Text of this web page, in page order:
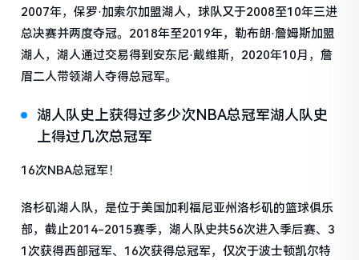
2007年，保罗·加索尔加盟湖人，球队又于2008至10年三进
总决赛并两度夺冠。2018年至2019年，勒布朗·詹姆斯加盟
湖人，湖人通过交易得到安东尼·戴维斯，2020年10月，詹
眉二人带领湖人夺得总冠军。
湖人队史上获得过多少次NBA总冠军湖人队史
上得过几次总冠军
16次NBA总冠军！
洛杉矶湖人队，是位于美国加利福尼亚州洛杉矶的篮球俱乐
部，截止2014-2015赛季，湖人队史共56次进入季后赛、3
1次获得西部冠军、16次获得总冠军，仅次于波士顿凯尔特